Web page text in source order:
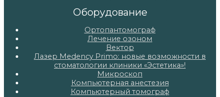
Оборудование
Ортопантомограф
Лечение озоном
Вектор
Лазер Medency Primo: новые возможности в
стоматологии клиники «Эстетика»!
Микроскоп
Компьютерная анестезия
Компьютерный томограф